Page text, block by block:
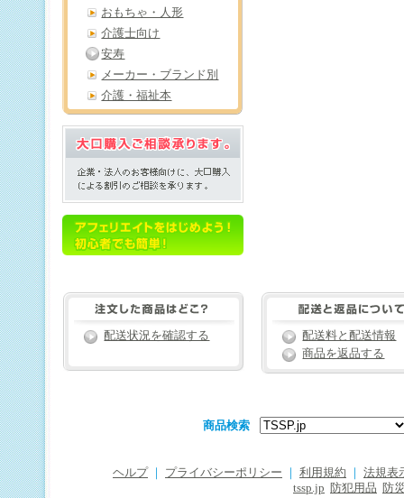
おもちゃ・人形
介護士向け
安寿
メーカー・ブランド別
介護・福祉本
配送状況を確認する
配送料と配送情報
商品を返品する
商品検索
ヘルプ プライバシーポリシー 利用規約
法規表
tssp.jp
防犯用品 防